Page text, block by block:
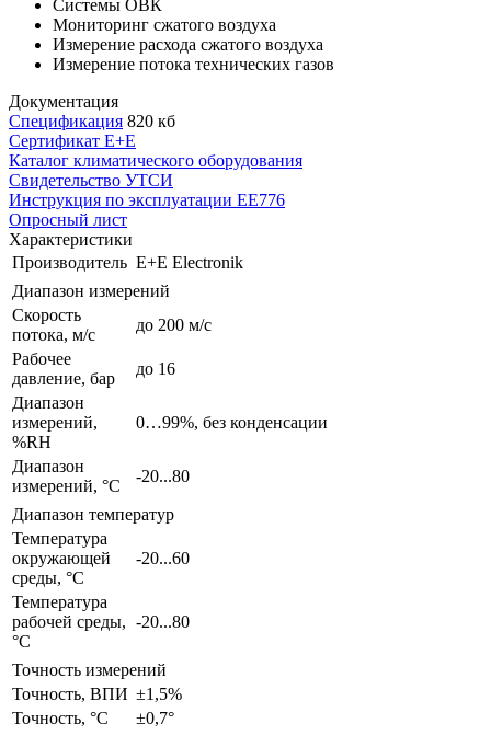
Системы ОВК
Мониторинг сжатого воздуха
Измерение расхода сжатого воздуха
Измерение потока технических газов
Документация
Спецификация 820 кб
Сертификат E+E
Каталог климатического оборудования
Свидетельство УТСИ
Инструкция по эксплуатации EE776
Опросный лист
Характеристики
Производитель E+E Electronik
Диапазон измерений
Cкорость
потока, м/c
до 200 м/с
Рабочее
давление, бар
до 16
Диапазон
измерений,
%RH
0…99%, без конденсации
Диапазон
измерений, °С
-20...80
Диапазон температур
Температура
окружающей
среды, °С
-20...60
Температура
рабочей среды,
°С
-20...80
Точность измерений
Точность, ВПИ ±1,5%
Точность, °С
±0,7°